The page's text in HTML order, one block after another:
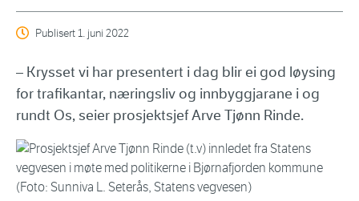
Publisert1. juni 2022
– Krysset vi har presentert i dag blir ei god løysing
for trafikantar, næringsliv og innbyggjarane i og
rundt Os, seier prosjektsjef Arve Tjønn Rinde.